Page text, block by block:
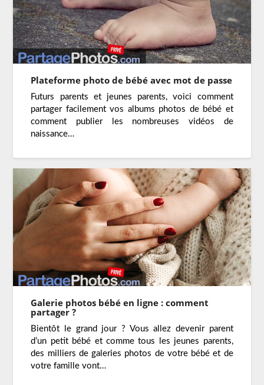
Plateforme photo de bébé avec mot de passe
Futurs parents et jeunes parents, voici comment
partager facilement vos albums photos de bébé et
comment publier les nombreuses vidéos de
naissance…
Galerie photos bébé en ligne : comment
partager ?
Bientôt le grand jour ? Vous allez devenir parent
d’un petit bébé et comme tous les jeunes parents,
des milliers de galeries photos de votre bébé et de
votre famille vont…